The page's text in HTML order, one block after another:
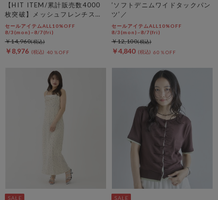
【HIT ITEM/累計販売数4000
枚突破】メッシュフレンチスリ
ーブジャケット／
セールアイテムALL10%OFF
8/3(mon)~8/7(fri)
￥8,976 40％OFF
￥14,960
’ソフトデニムワイドタックパン
ツ’／
セールアイテムALL10%OFF
8/3(mon)~8/7(fri)
￥4,840 60％OFF
￥12,100